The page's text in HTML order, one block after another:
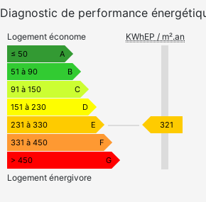
Diagnostic de performance
Logement économe KWhEP / m².an
≤ 50
A
51 à 90
B
91 à 150
C
151 à 230
D
231 à 330
E
331 à 450
F
> 450
G
321
Logement énergivore